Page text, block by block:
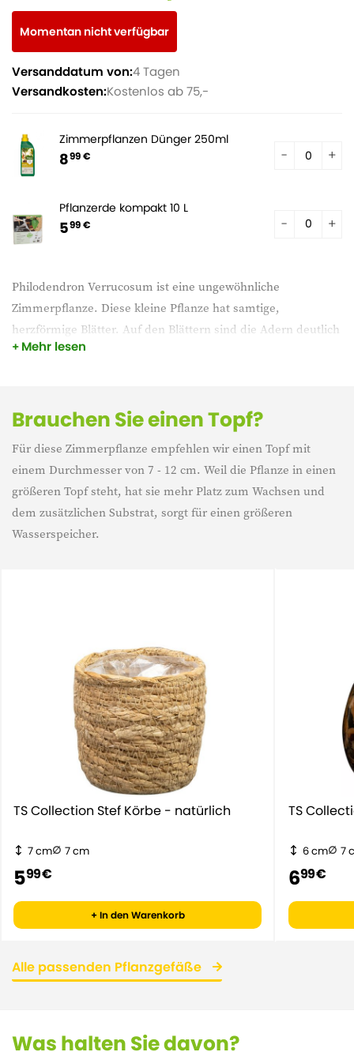
Philodendron Verrucosum ist eine ungewöhnliche
Zimmerpflanze. Diese kleine Pflanze hat samtige,
herzförmige Blätter. Auf den Blättern sind die Adern deutlich
sichtbar. Philodendron Verrucosum ist in den tropischen
Mehr lesen
Momentan nicht verfügbar
Versanddatum von:4 Tagen
Versandkosten:Kostenlos ab 75,-
Zimmerpflanzen Dünger 250ml
899 €
Pflanzerde kompakt 10 L
599 €
Brauchen Sie einen Topf?
Für diese Zimmerpflanze empfehlen wir einen Topf mit
einem Durchmesser von 7 - 12 cm. Weil die Pflanze in einen
größeren Topf steht, hat sie mehr Platz zum Wachsen und
dem zusätzlichen Substrat, sorgt für einen größeren
Wasserspeicher.
TS Collection Stef Körbe - natürlich
7 cm 7 cm
599 €
+ In den Warenkorb
TS
6 cm 7
699 €
Alle passenden Pflanzgefäße
Was halten Sie davon?